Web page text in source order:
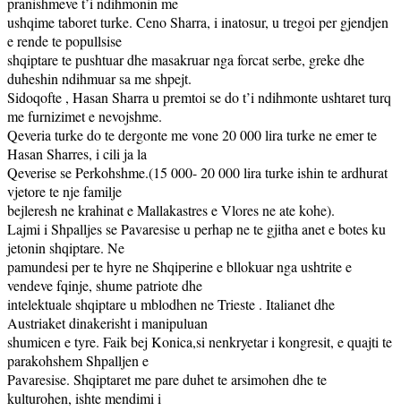
ushqime taboret turke. Ceno Sharra, i inatosur, u tregoi per gjendjen
e rende te popullsise
shqiptare te pushtuar dhe masakruar nga forcat serbe, greke dhe
duheshin ndihmuar sa me shpejt.
Sidoqofte , Hasan Sharra u premtoi se do t’i ndihmonte ushtaret turq
me furnizimet e nevojshme.
Qeveria turke do te dergonte me vone 20 000 lira turke ne emer te
Hasan Sharres, i cili ja la
Qeverise se Perkohshme.(15 000- 20 000 lira turke ishin te ardhurat
vjetore te nje familje
bejleresh ne krahinat e Mallakastres e Vlores ne ate kohe).
Lajmi i Shpalljes se Pavaresise u perhap ne te gjitha anet e botes ku
jetonin shqiptare. Ne
pamundesi per te hyre ne Shqiperine e bllokuar nga ushtrite e
vendeve fqinje, shume patriote dhe
intelektuale shqiptare u mblodhen ne Trieste . Italianet dhe
Austriaket dinakerisht i manipuluan
shumicen e tyre. Faik bej Konica,si nenkryetar i kongresit, e quajti te
parakohshem Shpalljen e
Pavaresise. Shqiptaret me pare duhet te arsimohen dhe te
kulturohen, ishte mendimi i